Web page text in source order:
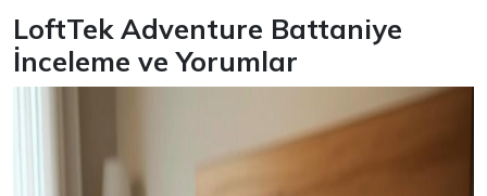
LoftTek Adventure Battaniye
İnceleme ve Yorumlar